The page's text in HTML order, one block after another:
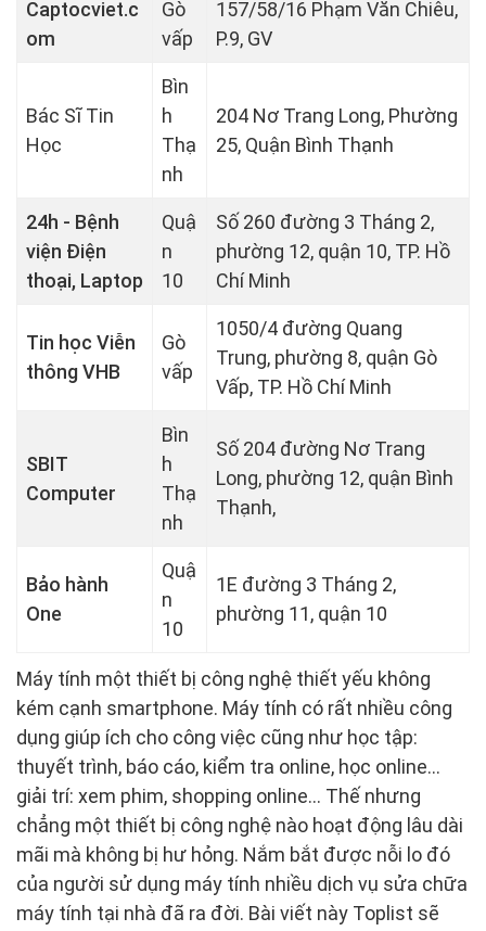
Captocviet.c
om
Gò
vấp
157/58/16 Phạm Văn Chiêu,
P.9, GV
Bác Sĩ Tin
Học
Bìn
h
Thạ
nh
204 Nơ Trang Long, Phường
25, Quận Bình Thạnh
24h - Bệnh
viện Điện
thoại, Laptop
Quậ
n
10
Số 260 đường 3 Tháng 2,
phường 12, quận 10, TP. Hồ
Chí Minh
Tin học Viễn
thông VHB
Gò
vấp
1050/4 đường Quang
Trung, phường 8, quận Gò
Vấp, TP. Hồ Chí Minh
SBIT
Computer
Bìn
h
Thạ
nh
Số 204 đường Nơ Trang
Long, phường 12, quận Bình
Thạnh,
Bảo hành
One
Quậ
n
10
1E đường 3 Tháng 2,
phường 11, quận 10
Máy tính một thiết bị công nghệ thiết yếu không
kém cạnh smartphone. Máy tính có rất nhiều công
dụng giúp ích cho công việc cũng như học tập:
thuyết trình, báo cáo, kiểm tra online, học online...
giải trí: xem phim, shopping online... Thế nhưng
chẳng một thiết bị công nghệ nào hoạt động lâu dài
mãi mà không bị hư hỏng. Nắm bắt được nỗi lo đó
của người sử dụng máy tính nhiều dịch vụ sửa chữa
máy tính tại nhà đã ra đời. Bài viết này Toplist sẽ